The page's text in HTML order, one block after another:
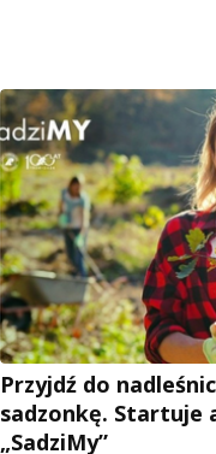
Przyjdź do
sadzonkę. Startuje
„SadziMy”